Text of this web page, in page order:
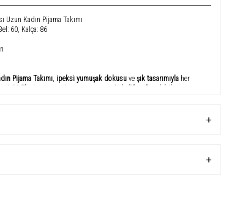
Kadın Pijama Takımı
60, Kalça: 86
Pijama Takımı, ipeksi yumuşak dokusu ve şık tasarımıyla her